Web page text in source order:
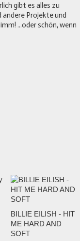
gibt es alles zu
andere Projekte und
...oder schön, wenn
BILLIE EILISH - HIT
ME HARD AND
SOFT